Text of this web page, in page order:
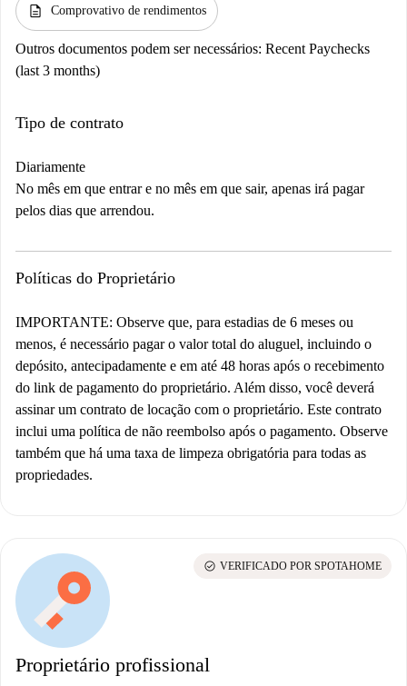
description Comprovativo de rendimentos
Outros documentos podem ser necessários: Recent Paychecks
(last 3 months)
Tipo de contrato
Diariamente
No mês em que entrar e no mês em que sair, apenas irá pagar
pelos dias que arrendou.
Políticas do Proprietário
IMPORTANTE: Observe que, para estadias de 6 meses ou
menos, é necessário pagar o valor total do aluguel, incluindo o
depósito, antecipadamente e em até 48 horas após o recebimento
do link de pagamento do proprietário. Além disso, você deverá
assinar um contrato de locação com o proprietário. Este contrato
inclui uma política de não reembolso após o pagamento. Observe
também que há uma taxa de limpeza obrigatória para todas as
propriedades.
Proprietário profissional
check_circle VERIFICADO POR SPOTAHOME